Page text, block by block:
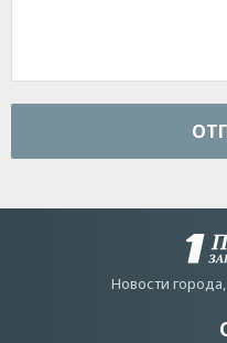
Новости